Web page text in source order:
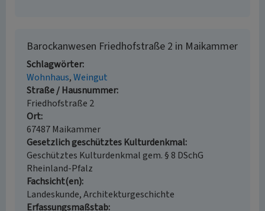
Barockanwesen Friedhofstraße 2 in Maikammer
Schlagwörter
Wohnhaus Weingut
Straße / Hausnummer
Friedhofstraße 2
Ort
67487 Maikammer
Gesetzlich geschütztes Kulturdenkmal
Geschütztes Kulturdenkmal gem. § 8 DSchG
Rheinland-Pfalz
Fachsicht(en)
Landeskunde, Architekturgeschichte
Erfassungsmaßstab